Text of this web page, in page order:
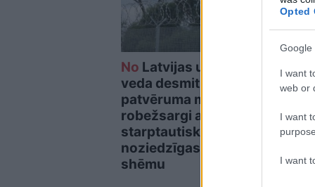
Opted
Google
I want
web or
I want
I want
No Latvijas uz Somiju
veda desmitiem
patvēruma meklētāju –
robežsargi atklāj
starptautiskas
noziedzīgas grupas
shēmu